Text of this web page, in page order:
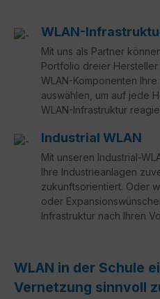
WLAN-
Mit uns als Partner
Portfolio dreier
WLAN-Komponenten
auswählen, um auf jede
WLAN-Infrastruktur
Industrial WLAN
Mit unseren Industrial-
Ihre Industrieanlagen
zukunftsorientiert. Oder
oder
Infrastruktur nach Ihren
WLAN in der Schule
Vernetzung sinnvoll